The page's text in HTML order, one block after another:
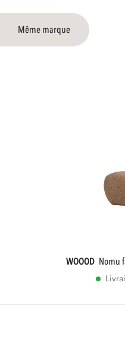
Même marque
WOOOD